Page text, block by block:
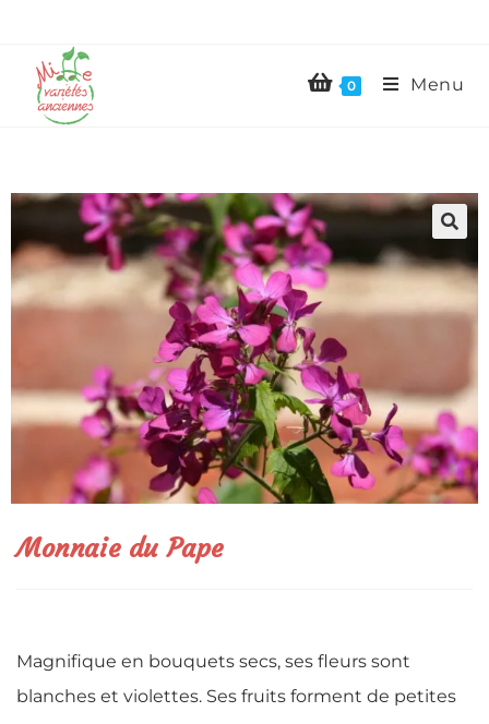
0 Menu
Monnaie du Pape
Magnifique en bouquets secs, ses fleurs sont
blanches et violettes. Ses fruits forment de petites